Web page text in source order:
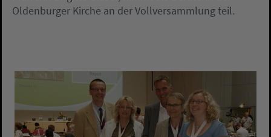
Oldenburger Kirche an der Vollversammlung teil.